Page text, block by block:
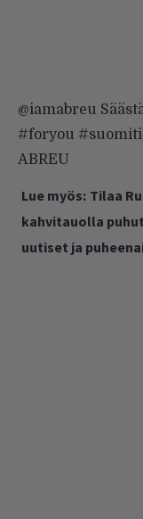
@iamabreu
#foryou
ABREU
Lue myös: Tilaa
kahvitauolla
uutiset ja